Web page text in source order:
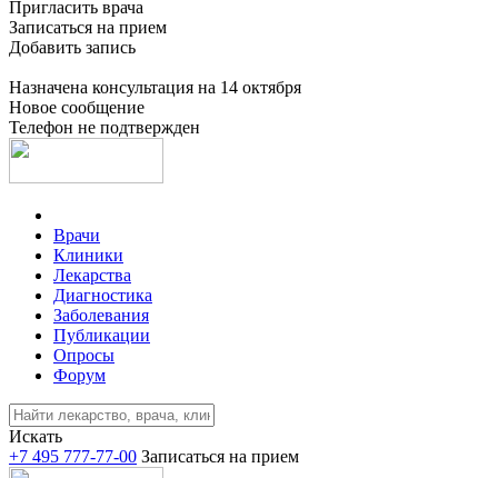
Пригласить врача
Записаться на прием
Добавить запись
Назначена консультация на 14 октября
Новое сообщение
Телефон не подтвержден
Врачи
Клиники
Лекарства
Диагностика
Заболевания
Публикации
Опросы
Форум
Искать
+7 495 777-77-00 Записаться на прием